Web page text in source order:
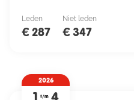
Leden
€ 287
Niet leden
€ 347
2026
t/m